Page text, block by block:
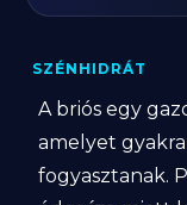
SZÉNHIDRÁT
A briós egy
amelyet
fogyasztanak.